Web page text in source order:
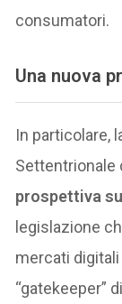
consumatori.
Una nuova
In particolare,
Settentrionale
prospettiva
legislazione
mercati
“gatekeeper”